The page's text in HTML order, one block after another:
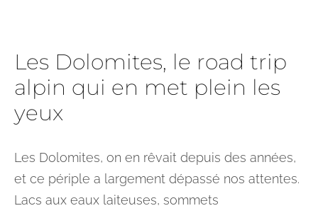
Les Dolomites, le road trip
alpin qui en met plein les
yeux
Les Dolomites, on en rêvait depuis des années,
et ce périple a largement dépassé nos attentes.
Lacs aux eaux laiteuses, sommets